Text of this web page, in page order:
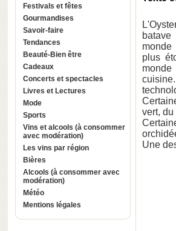
Festivals et fêtes
Gourmandises
Savoir-faire
Tendances
Beauté-Bien être
Cadeaux
Concerts et spectacles
Livres et Lectures
Mode
Sports
Vins et alcools (à consommer
avec modération)
Les vins par région
Bières
Alcools (à consommer avec
modération)
Météo
Mentions légales
batave
monde
plus
vert, du
Une